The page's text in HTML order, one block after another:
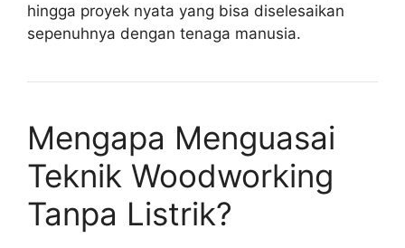
hingga proyek nyata yang bisa diselesaikan
sepenuhnya dengan tenaga manusia.
Mengapa Menguasai
Teknik Woodworking
Tanpa Listrik?